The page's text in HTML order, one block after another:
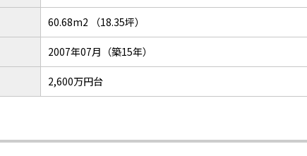
60.68m2 （18.35坪）
2007年07月（築15年）
2,600万円台